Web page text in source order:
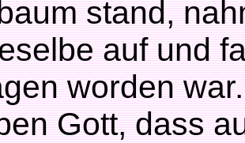
stand,
auf und
worden
Gott, dass